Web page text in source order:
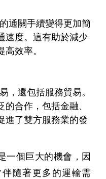
通關手續變得更加簡
速度。這有助於減少
效率。
，還包括服務貿易。
合作，包括金融、
進了雙方服務業的發
一個巨大的機會，因
隨著更多的運輸需